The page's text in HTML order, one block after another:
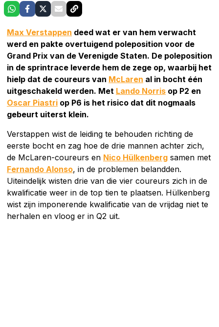
Max Verstappen deed wat er van hem verwacht
werd en pakte overtuigend poleposition voor de
Grand Prix van de Verenigde Staten. De poleposition
in de sprintrace leverde hem de zege op, waarbij het
hielp dat de coureurs van McLaren al in bocht één
uitgeschakeld werden. Met Lando Norris op P2 en
Oscar Piastri op P6 is het risico dat dit nogmaals
gebeurt uiterst klein.
Verstappen wist de leiding te behouden richting de
eerste bocht en zag hoe de drie mannen achter zich,
de McLaren-coureurs en Nico Hülkenberg samen met
Fernando Alonso, in de problemen belandden.
Uiteindelijk wisten drie van die vier coureurs zich in de
kwalificatie weer in de top tien te plaatsen. Hülkenberg
wist zijn imponerende kwalificatie van de vrijdag niet te
herhalen en vloog er in Q2 uit.